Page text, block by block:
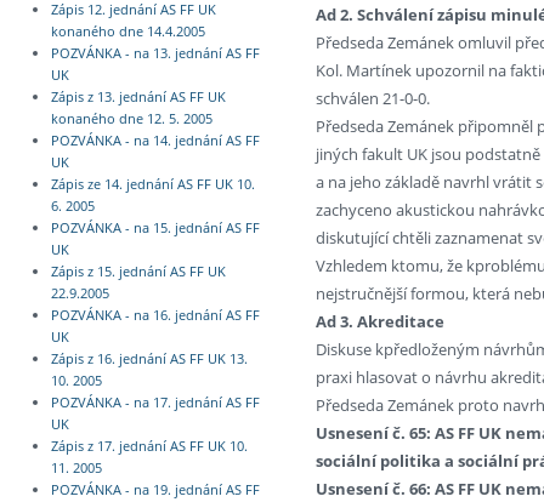
Zápis 12. jednání AS FF UK
konaného dne 14.4.2005
POZVÁNKA - na 13. jednání AS FF
UK
Zápis z 13. jednání AS FF UK
konaného dne 12. 5. 2005
POZVÁNKA - na 14. jednání AS FF
UK
Zápis ze 14. jednání AS FF UK 10.
6. 2005
POZVÁNKA - na 15. jednání AS FF
UK
Zápis z 15. jednání AS FF UK
22.9.2005
POZVÁNKA - na 16. jednání AS FF
UK
Zápis z 16. jednání AS FF UK 13.
10. 2005
POZVÁNKA - na 17. jednání AS FF
UK
Zápis z 17. jednání AS FF UK 10.
11. 2005
POZVÁNKA - na 19. jednání AS FF
Ad 2. Schválení zápisu
Předseda Zemánek omluvil
Kol. Martínek upozornil na
schválen 21-0-0.
Předseda Zemánek připomněl
jiných fakult UK jsou podstatně
a na jeho základě navrhl vrátit
zachyceno akustickou
diskutující chtěli zaznamenat
Vzhledem ktomu, že
nejstručnější formou, která
Ad 3. Akreditace
Diskuse kpředloženým
praxi hlasovat o návrhu
Předseda Zemánek proto
Usnesení č. 65: AS FF UK
sociální politika a sociální
Usnesení č. 66: AS FF UK